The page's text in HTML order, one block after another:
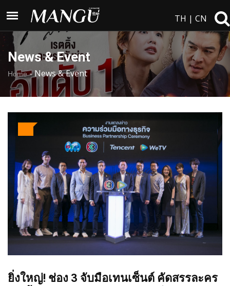
TH | CN
News & Event
Home- News & Event
ยิ่งใหญ่! ช่อง 3 จับมือเทนเซ็นต์ คัดสรรละคร